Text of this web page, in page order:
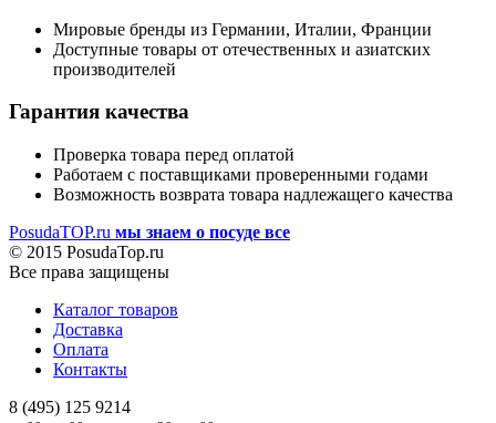
Мировые бренды из Германии, Италии, Франции
Доступные товары от отечественных и азиатских
производителей
Гарантия качества
Проверка товара перед оплатой
Работаем с поставщиками проверенными годами
Возможность возврата товара надлежащего качества
PosudaTOP.ru мы знаем о посуде все
© 2015 PosudaTop.ru
Все права защищены
Каталог товаров
Доставка
Оплата
Контакты
8 (495) 125 9214